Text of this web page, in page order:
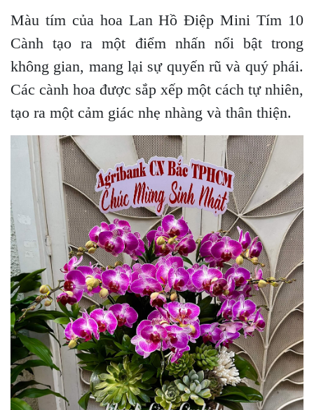
Màu tím của hoa Lan Hồ Điệp Mini Tím 10
Cành tạo ra một điểm nhấn nổi bật trong
không gian, mang lại sự quyến rũ và quý phái.
Các cành hoa được sắp xếp một cách tự nhiên,
tạo ra một cảm giác nhẹ nhàng và thân thiện.